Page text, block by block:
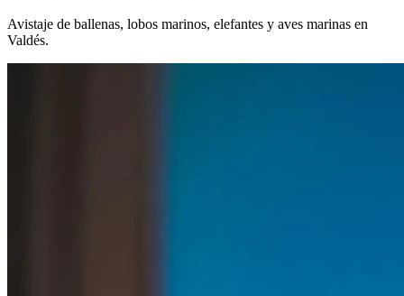
Avistaje de ballenas, lobos marinos, elefantes y aves marinas en
Valdés.